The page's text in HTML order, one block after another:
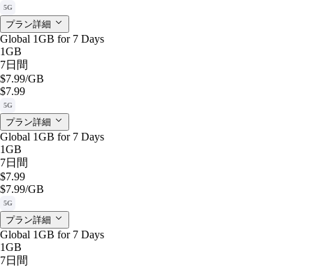
5G
プラン詳細
Global 1GB for 7 Days
1GB
7日間
$7.99/GB
$7.99
5G
プラン詳細
Global 1GB for 7 Days
1GB
7日間
$7.99
$7.99/GB
5G
プラン詳細
Global 1GB for 7 Days
1GB
7日間